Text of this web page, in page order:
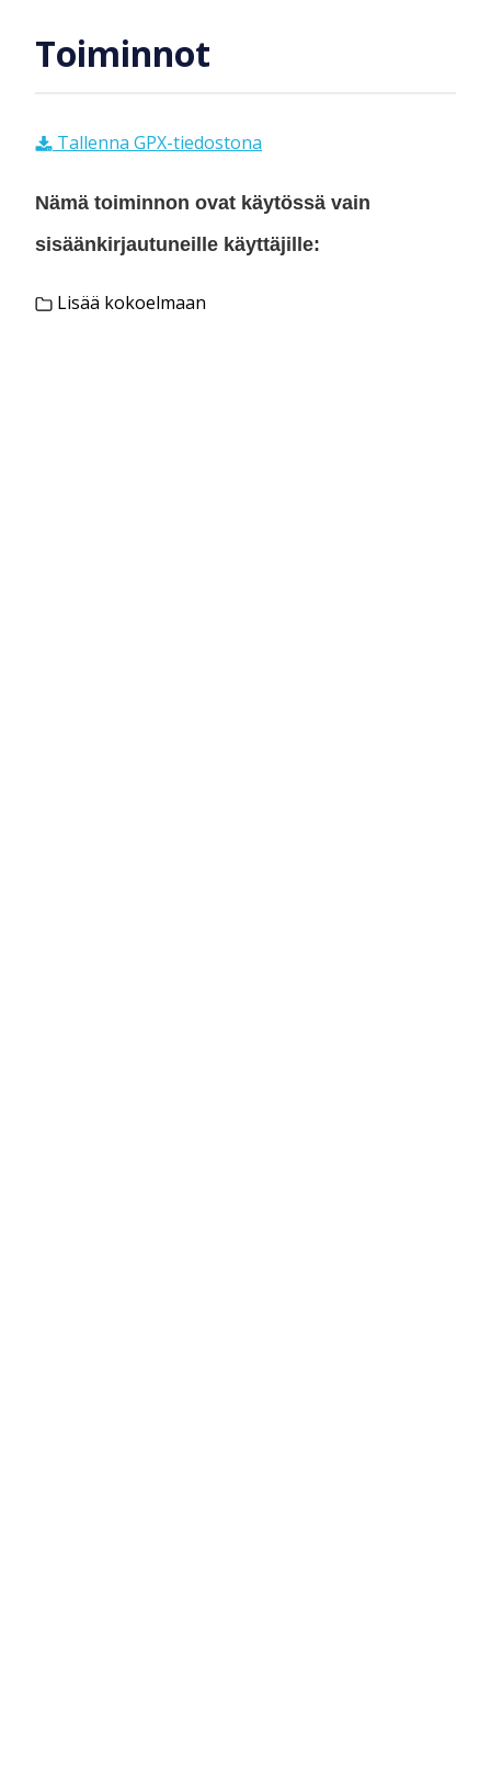
Toiminnot
Tallenna GPX-tiedostona
Nämä toiminnon ovat käytössä vain
sisäänkirjautuneille käyttäjille:
Lisää kokoelmaan